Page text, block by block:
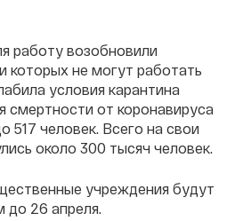
работу возобновили
которых не могут работать
условия карантина
смертности от коронавируса
517 человек. Всего на свои
около 300 тысяч человек.
учреждения будут
до 26 апреля.